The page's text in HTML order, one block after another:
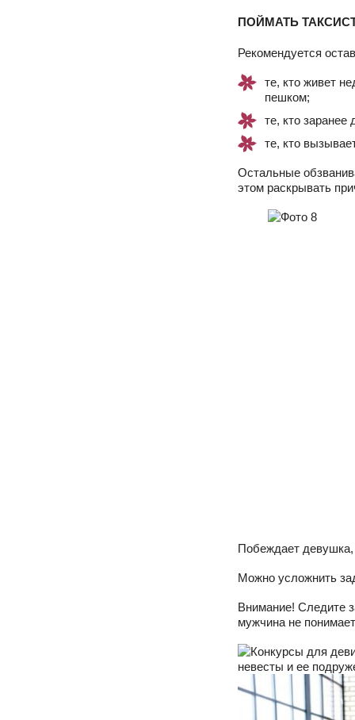
ПОЙМАТЬ
Рекомендуется
те, кто живет
пешком;
те, кто заранее
те, кто
Остальные
этом раскрывать
Побеждает девушка,
Можно усложнить
Внимание! Следите
мужчина не